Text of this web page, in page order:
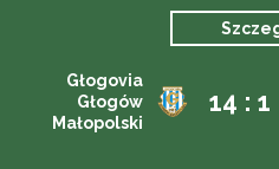
Głogovia
Głogów
Małopolski
14 : 1